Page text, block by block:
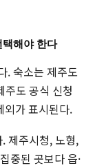
택해야 한다
. 숙소는 제주도
주도 공식 신청
외가 표시된다.
제주시청, 노형,
중된 곳보다 읍·